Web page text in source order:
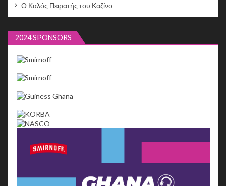
Ο Καλός Πειρατής του Καζίνο
2024 SPONSORS